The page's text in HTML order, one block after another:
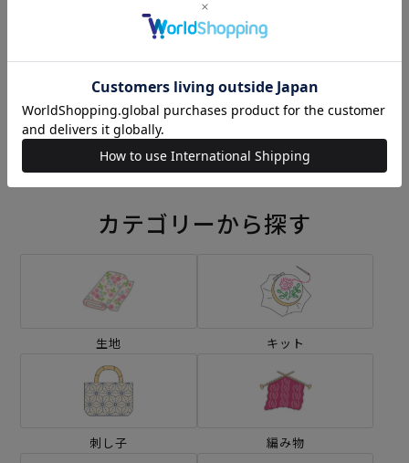
刺し子 花十字セット
¥2,244(税込)
刺し子 カレイドスコープセ
ット
¥1,188(税込)
カテゴリーから探す
生地 キット
刺し子 編み物